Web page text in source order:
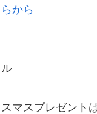
から
ル
マスプレゼント